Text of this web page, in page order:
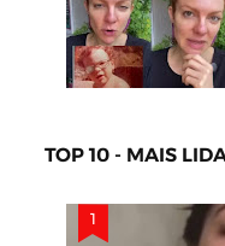
TOP 10 - MAIS